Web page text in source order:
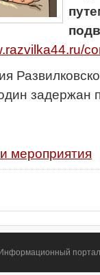
задержан
мероприятия